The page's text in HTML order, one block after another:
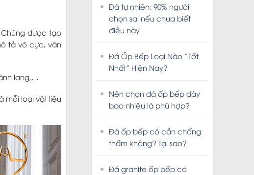
được tạo
tả vô cực, vân
lang,…
mỗi loại vật liệu
Đá tự nhiên: 90% người
chọn sai nếu chưa biết
điều này
Đá Ốp Bếp Loại Nào “Tốt
Nhất” Hiện Nay?
Nên chọn đá ốp bếp dày
bao nhiêu là phù hợp?
Đá ốp bếp có cần chống
thấm không? Tại sao?
Đá granite ốp bếp có